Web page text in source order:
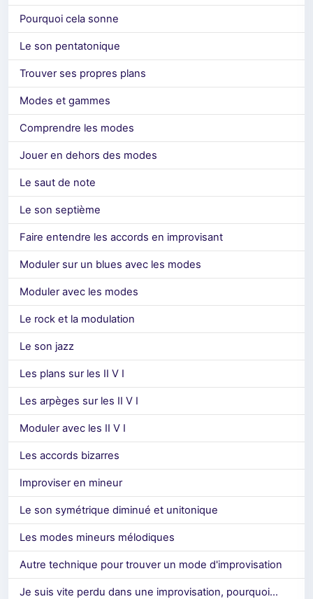
Pourquoi cela sonne
Le son pentatonique
Trouver ses propres plans
Modes et gammes
Comprendre les modes
Jouer en dehors des modes
Le saut de note
Le son septième
Faire entendre les accords en improvisant
Moduler sur un blues avec les modes
Moduler avec les modes
Le rock et la modulation
Le son jazz
Les plans sur les II V I
Les arpèges sur les II V I
Moduler avec les II V I
Les accords bizarres
Improviser en mineur
Le son symétrique diminué et unitonique
Les modes mineurs mélodiques
Autre technique pour trouver un mode d'improvisation
Je suis vite perdu dans une improvisation, pourquoi...